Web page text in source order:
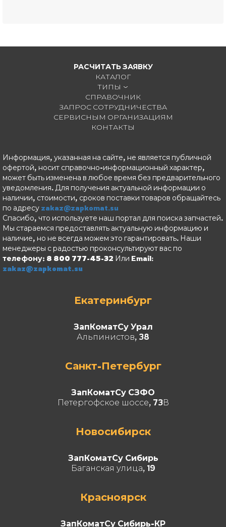
РАСЧИТАТЬ ЗАЯВКУ
КАТАЛОГ
ТИПЫ
СПРАВОЧНИК
ЗАПРОС СОТРУДНИЧЕСТВА
СЕРВИСНЫМ ОРГАНИЗАЦИЯМ
КОНТАКТЫ
Информация, указанная на сайте, не является публичной
офертой, носит справочно-информационный характер,
может быть изменена в любое время без предварительного
уведомления. Для получения актуальной информации о
наличии, стоимости, сроков поставки товаров обращайтесь
по адресу zakaz@zapkomat.su
Спасибо, что используете наш портал для поиска запчастей.
Мы стараемся предоставлять актуальную информацию и
наличие, но не всегда можем это гарантировать. Наши
менеджеры с радостью проконсультируют вас по
телефону: 8 800 777-45-32 Или Email:
zakaz@zapkomat.su
Екатеринбург
ЗапКоматСу Урал
Альпинистов, 38
Санкт-Петербург
ЗапКоматСу СЗФО
Петергофское шоссе, 73В
Новосибирск
ЗапКоматСу Сибирь
Баганская улица, 19
Красноярск
ЗапКоматСу Сибирь-КР